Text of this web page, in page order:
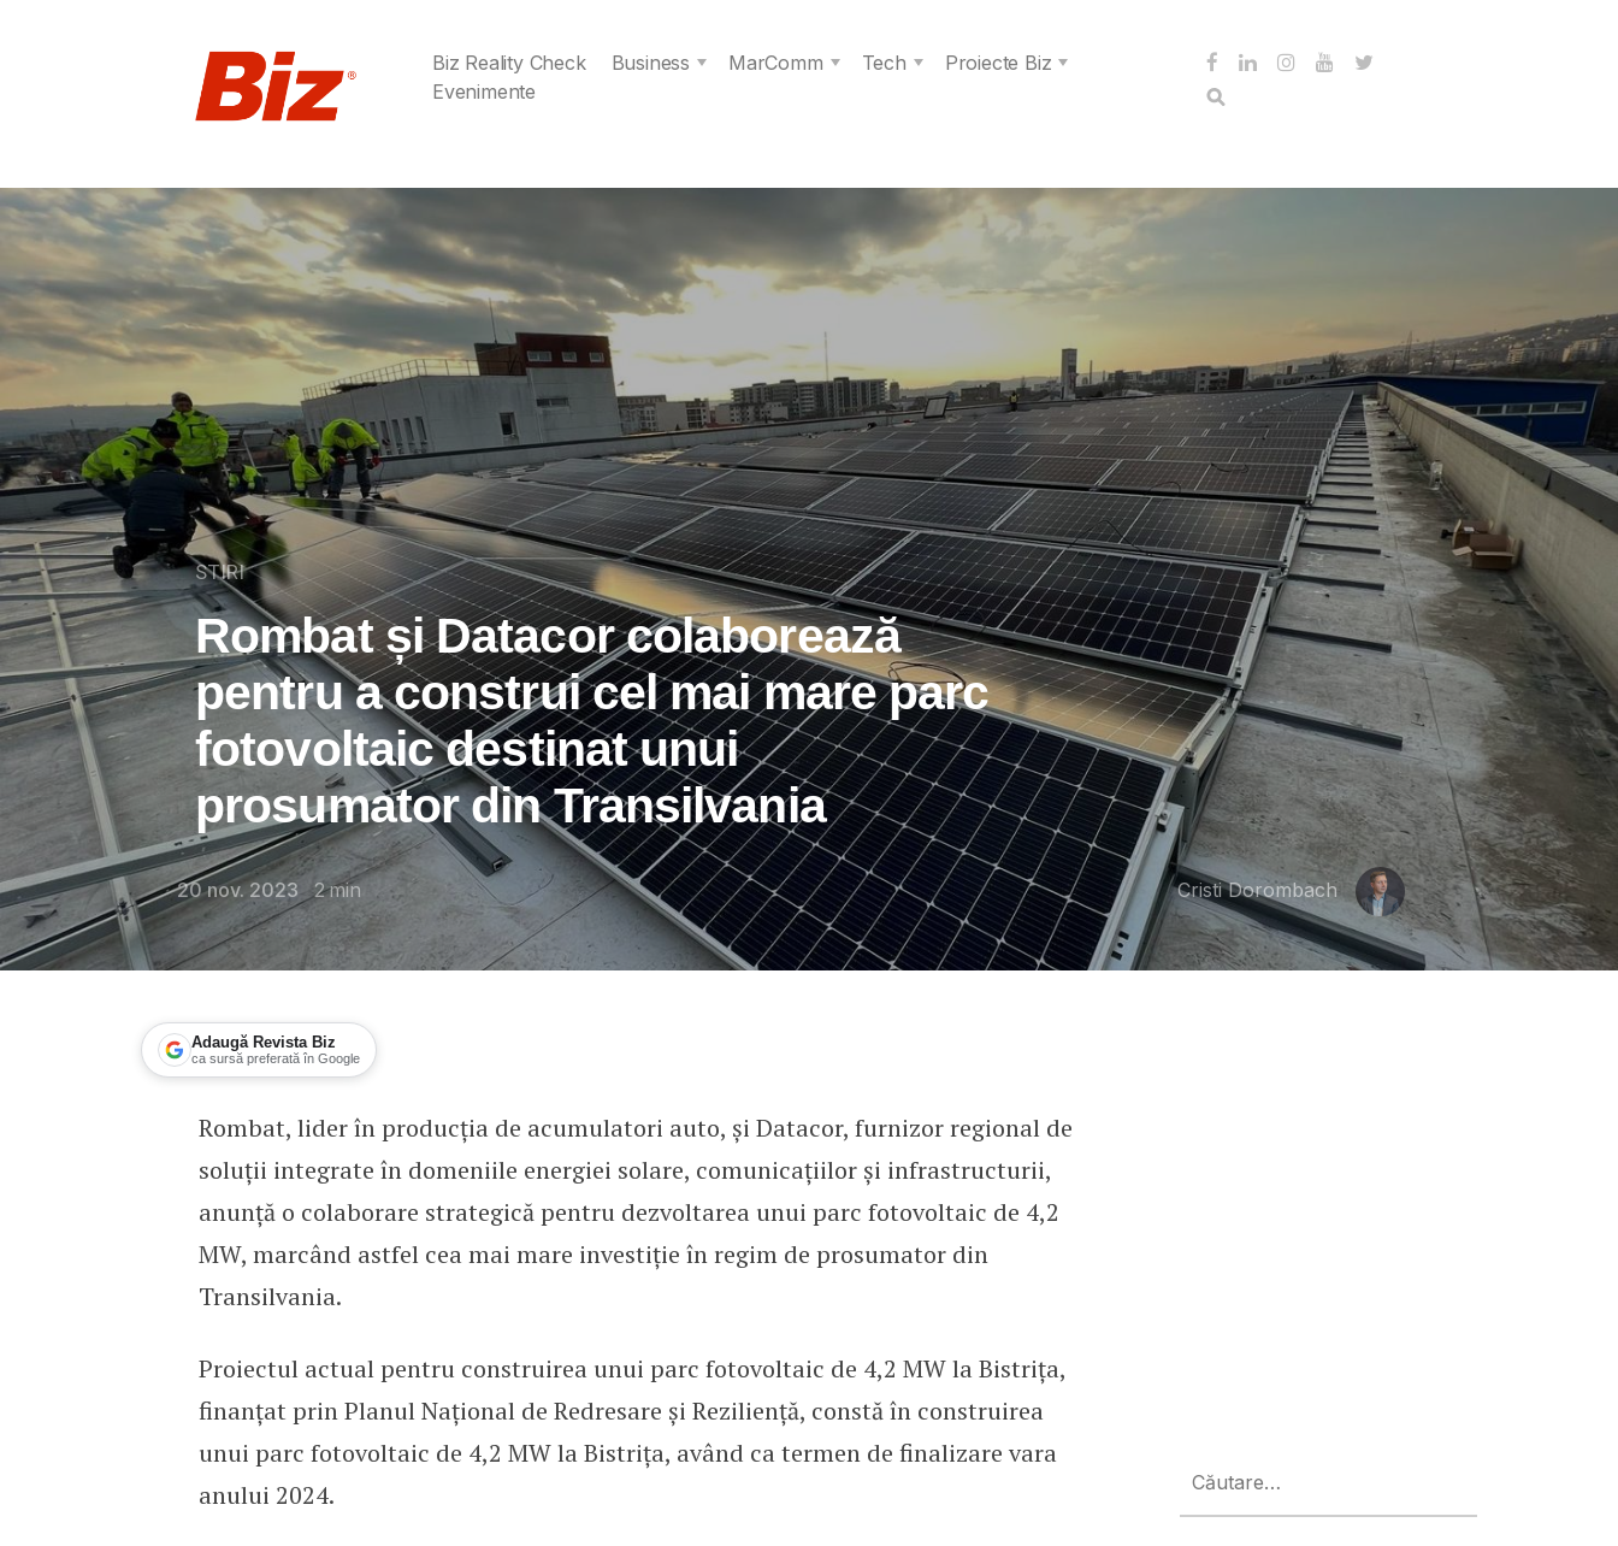
Biz Reality Check Business MarComm Tech
Proiecte Biz
Evenimente
STIRI
Rombat și Datacor colaborează
pentru a construi cel mai mare parc
fotovoltaic destinat unui
prosumator din Transilvania
20 nov. 2023 2min Cristi Dorombach
Adaugă Revista Biz
ca sursă preferată în Google
Rombat și Datacor colaborează pentru a construi cel mai mare parc fotovoltaic destinat
Rombat, lider în producția de acumulatori auto, și Datacor, furnizor regional de
soluții integrate în domeniile energiei solare, comunicațiilor și infrastructurii,
anunță o colaborare strategică pentru dezvoltarea unui parc fotovoltaic de 4,2
MW, marcând astfel cea mai mare investiție în regim de prosumator din
Transilvania.
Proiectul actual pentru construirea unui parc fotovoltaic de 4,2 MW la Bistrița,
finanțat prin Planul Național de Redresare și Reziliență, constă în construirea
unui parc fotovoltaic de 4,2 MW la Bistrița, având ca termen de finalizare vara
anului 2024.
după: